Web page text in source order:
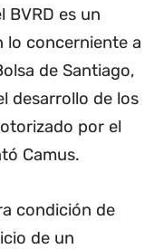
BVRD es un
lo concerniente a
de Santiago,
desarrollo de los
por el
Camus.
condición de
de un